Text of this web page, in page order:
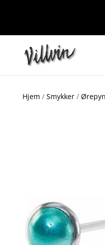
Hjem / Smykker/